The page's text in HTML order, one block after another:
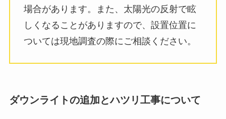
場合があります。また、太陽光の反射で眩
しくなることがありますので、設置位置に
ついては現地調査の際にご相談ください。
ダウンライトの追加とハツリ工事について